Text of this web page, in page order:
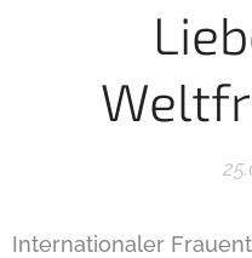
Internationaler